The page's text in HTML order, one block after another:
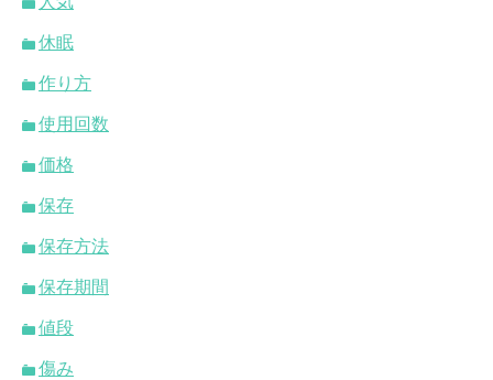
休眠
作り方
使用回数
価格
保存
保存方法
保存期間
値段
傷み